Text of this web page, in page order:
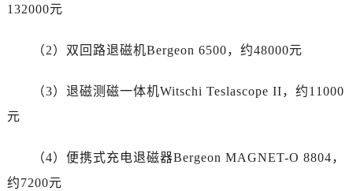
云南省西双版纳傣族自治州景洪市宣慰大道劳力士售后服务中心（需提前预约）
重庆市江北区观音桥步行街2号融恒时代广场9层902室劳力士售后服务中心（需提前预约）
132000元
（2）双回路退磁机Bergeon 6500，约48000元
（3）退磁测磁一体机Witschi Teslascope II，约11000
元
（4）便携式充电退磁器Bergeon MAGNET-O 8804，
约7200元